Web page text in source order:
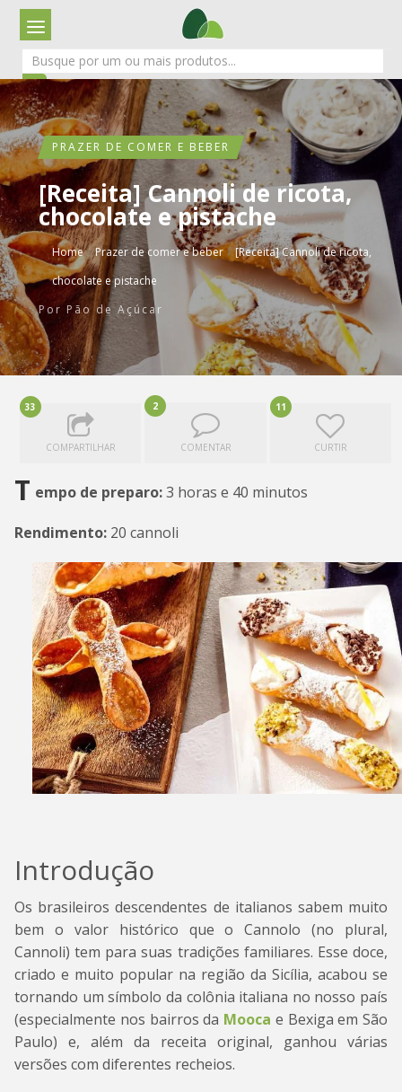
PRAZER DE COMER E BEBER
[Receita] Cannoli de ricota,
chocolate e pistache
Home › Prazer de comer e beber › [Receita] Cannoli de ricota,
chocolate e pistache
Por Pão de Açúcar
33
COMPARTILHAR
2
COMENTAR
11
CURTIR
T empo de preparo:3 horas e 40 minutos
Rendimento: 20 cannoli
Introdução
Os brasileiros descendentes de italianos sabem muito
bem o valor histórico que o Cannolo (no plural,
Cannoli) tem para suas tradições familiares. Esse doce,
criado e muito popular na região da Sicília, acabou se
tornando um símbolo da colônia italiana no nosso país
(especialmente nos bairros da Mooca e Bexiga em São
Paulo) e, além da receita original, ganhou várias
versões com diferentes recheios.